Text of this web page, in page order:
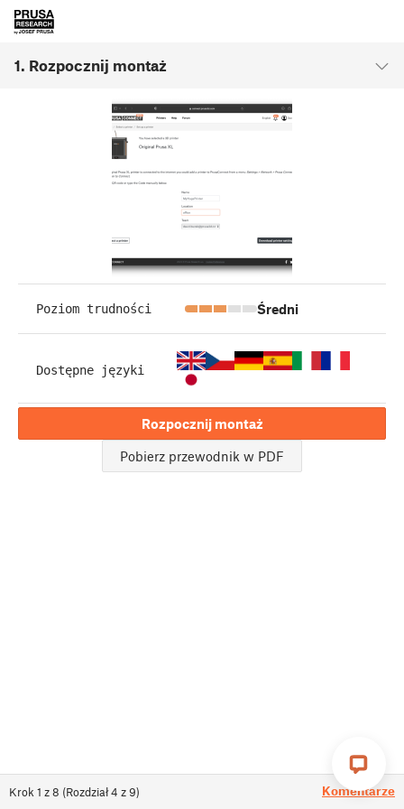
1. Rozpocznij montaż
Krok 1 z8 (Rozdział4 z9) Komentarze
Poziom trudności Średni
Dostępne języki
Rozpocznij montaż
Pobierz przewodnik w PDF